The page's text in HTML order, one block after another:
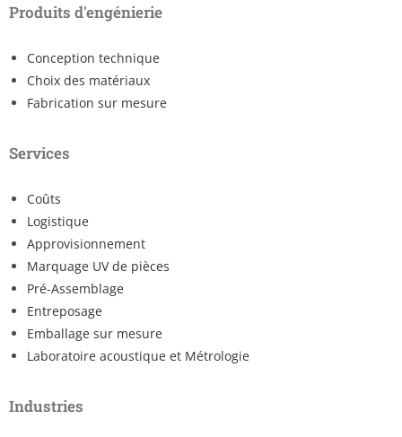
Produits d'engénierie
Conception technique
Choix des matériaux
Fabrication sur mesure
Services
Coûts
Logistique
Approvisionnement
Marquage UV de pièces
Pré-Assemblage
Entreposage
Emballage sur mesure
Laboratoire acoustique et Métrologie
Industries